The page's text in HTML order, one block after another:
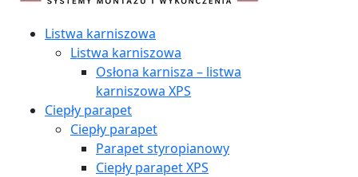
Listwa karniszowa
Listwa karniszowa
Osłona karnisza – listwa
karniszowa XPS
Ciepły parapet
Ciepły parapet
Parapet styropianowy
Ciepły parapet XPS